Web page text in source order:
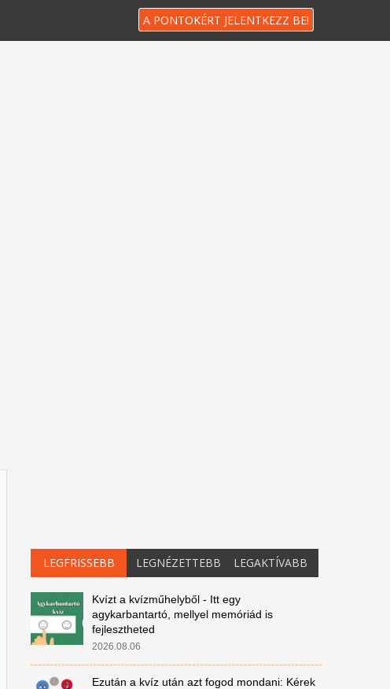
A PONTOKÉRT JELENTKEZZ BE!
LEGFRISSEBB LEGNÉZETTEBB LEGAKTÍVABB
Kvízt a kvízműhelyből - Itt egy
agykarbantartó, mellyel memóriád is
fejlesztheted
2026.08.06
Ezután a kvíz után azt fogod mondani: Kérek